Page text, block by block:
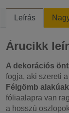
Leírás
Árucikk
A dekorációs
fogja, aki szereti a
Félgömb
fóliaalapra van
a hosszú